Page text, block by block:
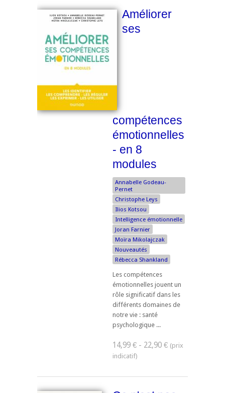
Améliorer
ses
compétences
émotionnelles
- en 8
modules
Annabelle Godeau-
Pernet
Christophe Leys
Ilios Kotsou
Intelligence émotionnelle
Joran Farnier
Moïra Mikolajczak
Nouveautés
Rébecca Shankland
Les compétences
émotionnelles jouent un
rôle significatif dans les
différents domaines de
notre vie : santé
psychologique ...
14,99 € - 22,90 €